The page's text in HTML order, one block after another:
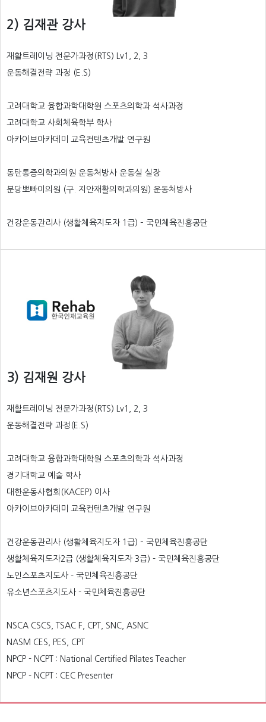
2) 김재관 강사
재활트레이닝 전문가과정(RTS) Lv1, 2, 3
운동해결전략 과정 (E.S)
고려대학교 융합과학대학원 스포츠의학과 석사과정
고려대학교 사회체육학부 학사
아카이브아카데미 교육컨텐츠개발 연구원
동탄통증의학과의원 운동처방사 운동실 실장
분당뽀빠이의원 (구. 지안재활의학과의원) 운동처방사
건강운동관리사 (생활체육지도자 1급) – 국민체육진흥공단
3) 김재원 강사
재활트레이닝 전문가과정(RTS) Lv1, 2, 3
운동해결전략 과정(E.S)
고려대학교 융합과학대학원 스포츠의학과 석사과정
경기대학교 예술 학사
대한운동사협회(KACEP) 이사
아카이브아카데미 교육컨텐츠개발 연구원
건강운동관리사 (생활체육지도자 1급) – 국민체육진흥공단
생활체육지도자2급 (생활체육지도자 3급) - 국민체육진흥공단
노인스포츠지도사 - 국민체육진흥공단
유소년스포츠지도사 - 국민체육진흥공단
NSCA CSCS, TSAC F, CPT, SNC, ASNC
NASM CES, PES, CPT
NPCP - NCPT : National Certified Pilates Teacher
NPCP - NCPT : CEC Presenter